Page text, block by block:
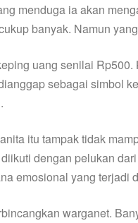
menduga ia akan
banyak. Namun
uang senilai
sebagai simbol
itu tampak tidak
dengan pelukan
emosional yang terjadi
warganet.